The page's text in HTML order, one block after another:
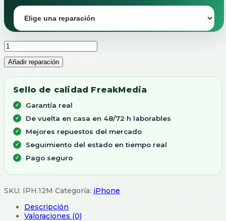
REPARAR
IPHONE
12
cantidad
Añadir reparación
Sello de calidad FreakMedia
Garantía real
De vuelta en casa en 48/72 h laborables
Mejores repuestos del mercado
Seguimiento del estado en tiempo real
Pago seguro
SKU: IPH.12M Categoría: iPhone
Descripción
Valoraciones (0)